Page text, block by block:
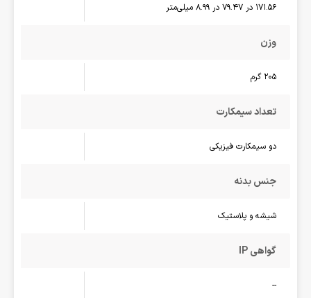
171.56 در 79.47 در 8.99 میلی‌متر
وزن
205 گرم
تعداد سیمکارت
دو سیمکارت فیزیکی
جنس بدنه
شیشه و پلاستیک
گواهی IP
--